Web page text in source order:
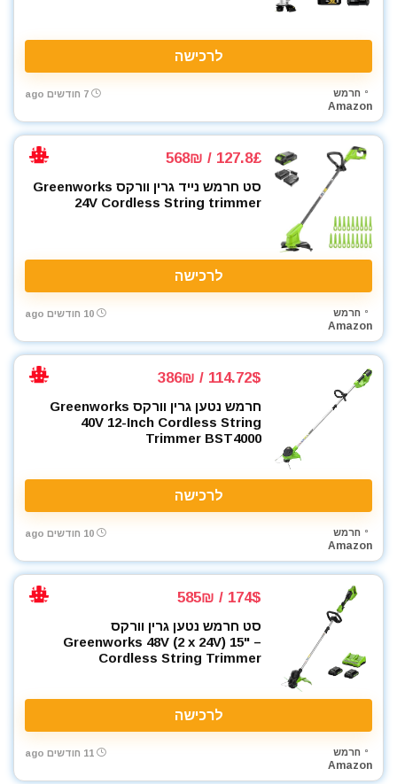
מברגת פוטר קלאץ'
מברזים ומחרוקות
מדחס / קומפרסור
מדריכים
מולטיטול
מזמרה
מטען סוללות לרכב
מטען סוללות קירי
מכונת חיתוך אריחים
מכונת צביעה אירלס
מכונת שטיפה בלחץ
מכסחות דשא
מכשירי מדידה ופלסים
מלחציים
מלטשת מרובעת
מלטשת סרט
מסור אנכי
מסור גבהים
מסור גרונג
מסור וידיה
מסור חרב
מסור מסילה
מסור עגול
לרכישה
חרמש
Amazon
7 חודשים ago
127.8£ / 568₪
סט חרמש נייד גרין וורקס Greenworks
24V Cordless String trimmer
לרכישה
חרמש
Amazon
10 חודשים ago
114.72$ / 386₪
חרמש נטען גרין וורקס Greenworks
40V 12-Inch Cordless String
Trimmer BST4000
לרכישה
חרמש
Amazon
10 חודשים ago
174$ / 585₪
סט חרמש נטען גרין וורקס
Greenworks 48V (2 x 24V) 15" –
Cordless String Trimmer
לרכישה
חרמש
Amazon
11 חודשים ago